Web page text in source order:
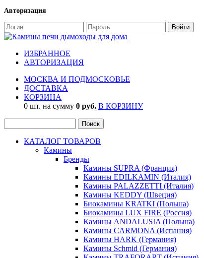
Авторизация
ИЗБРАННОЕ
АВТОРИЗАЦИЯ
МОСКВА И ПОДМОСКОВЬЕ
ДОСТАВКА
КОРЗИНА
0 шт. на сумму 0 руб. В КОРЗИНУ
КАТАЛОГ ТОВАРОВ
Камины
Бренды
Камины SUPRA (Франция)
Камины EDILKAMIN (Италия)
Камины PALAZZETTI (Италия)
Камины KEDDY (Швеция)
Биокамины KRATKI (Польша)
Биокамины LUX FIRE (Россия)
Камины ANDALUSIA (Польша)
Камины CARMONA (Испания)
Камины HARK (Германия)
Камины Schmid (Германия)